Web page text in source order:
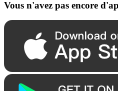
Vous n'avez pas encore